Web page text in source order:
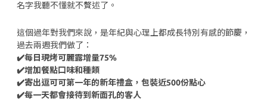
名字我聽不懂就不贅述了。
這個過年對我們來說，是年紀與心理上都成長特別有感的節慶，
過去兩週我們做了：
✔️每日現烤可麗露增量75%
✔️增加餐點口味和種類
✔️寄出逗可可第一年的新年禮盒，包裝近500份點心
✔️每一天都會接待到新面孔的客人